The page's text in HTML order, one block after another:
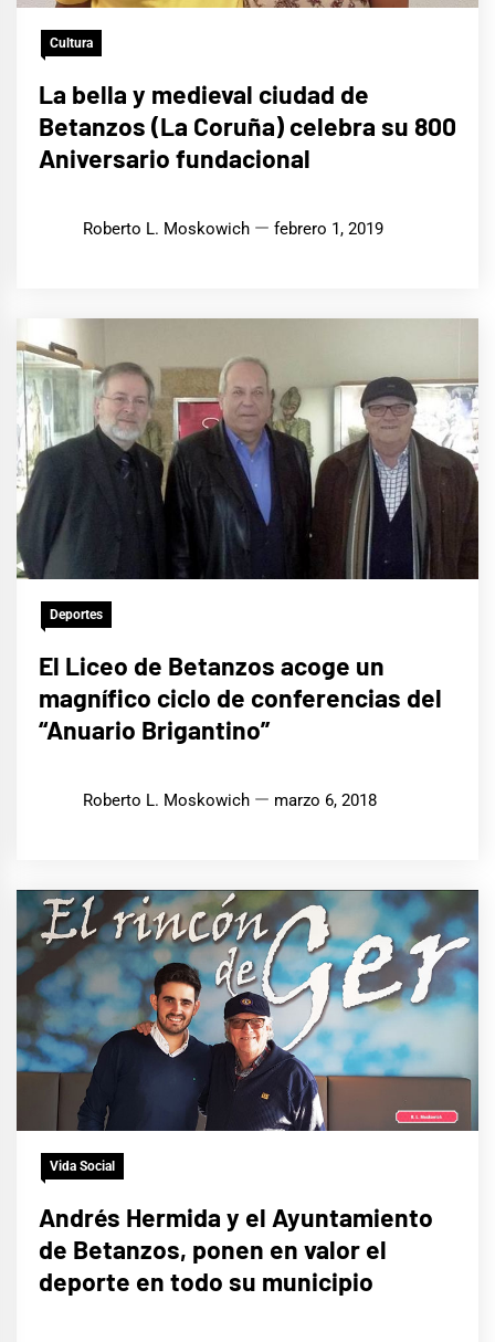
Cultura
La bella y medieval ciudad de
Betanzos (La Coruña) celebra su 800
Aniversario fundacional
Roberto L. Moskowich febrero 1, 2019
Deportes
El Liceo de Betanzos acoge un
magnífico ciclo de conferencias del
“Anuario Brigantino”
Roberto L. Moskowich marzo 6, 2018
Vida Social
Andrés Hermida y el Ayuntamiento
de Betanzos, ponen en valor el
deporte en todo su municipio